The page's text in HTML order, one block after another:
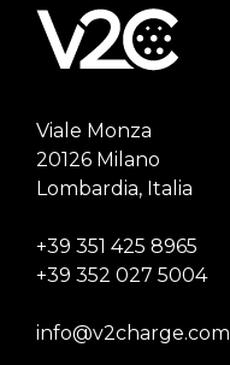
Viale Monza
20126 Milano
Lombardia, Italia
+39 351 425 8965
+39 352 027 5004
info@v2charge.com